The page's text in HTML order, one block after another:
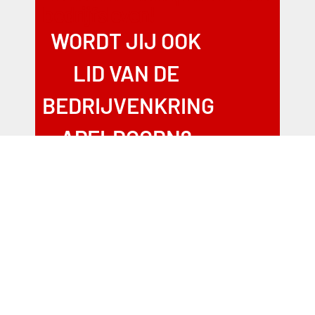
WORDT JIJ OOK
LID VAN DE
BEDRIJVENKRING
APELDOORN?